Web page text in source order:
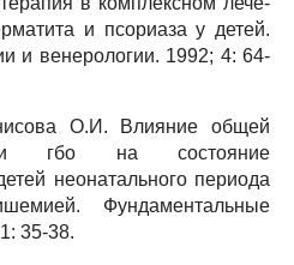
и псориаза у детей.
и венерологии. 1992; 4: 64-
О.И. Влияние общей
и гбо на состояние
неонатального периода
Фундаментальные
35-38.